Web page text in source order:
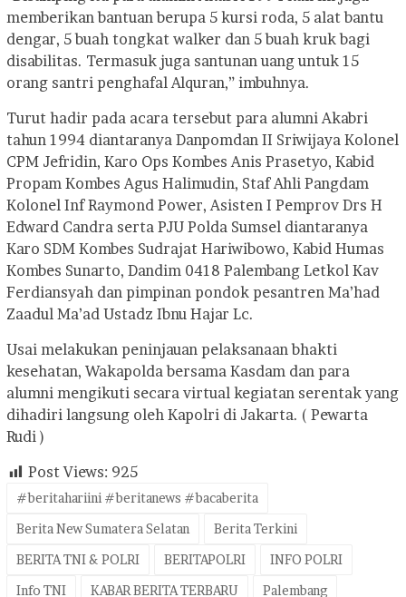
memberikan bantuan berupa 5 kursi roda, 5 alat bantu
dengar, 5 buah tongkat walker dan 5 buah kruk bagi
disabilitas. Termasuk juga santunan uang untuk 15
orang santri penghafal Alquran,” imbuhnya.
Turut hadir pada acara tersebut para alumni Akabri
tahun 1994 diantaranya Danpomdan II Sriwijaya Kolonel
CPM Jefridin, Karo Ops Kombes Anis Prasetyo, Kabid
Propam Kombes Agus Halimudin, Staf Ahli Pangdam
Kolonel Inf Raymond Power, Asisten I Pemprov Drs H
Edward Candra serta PJU Polda Sumsel diantaranya
Karo SDM Kombes Sudrajat Hariwibowo, Kabid Humas
Kombes Sunarto, Dandim 0418 Palembang Letkol Kav
Ferdiansyah dan pimpinan pondok pesantren Ma’had
Zaadul Ma’ad Ustadz Ibnu Hajar Lc.
Usai melakukan peninjauan pelaksanaan bhakti
kesehatan, Wakapolda bersama Kasdam dan para
alumni mengikuti secara virtual kegiatan serentak yang
dihadiri langsung oleh Kapolri di Jakarta. ( Pewarta
Rudi )
Post Views: 925
#beritahariini #beritanews #bacaberita
Berita New Sumatera Selatan
Berita Terkini
BERITA TNI & POLRI
BERITAPOLRI
INFO POLRI
Info TNI
KABAR BERITA TERBARU Palembang